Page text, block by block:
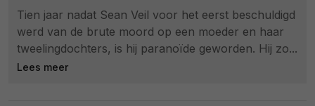
Tien jaar nadat Sean Veil voor het eerst beschuldigd
werd van de brute moord op een moeder en haar
tweelingdochters, is hij paranoïde geworden. Hij zo...
Lees meer